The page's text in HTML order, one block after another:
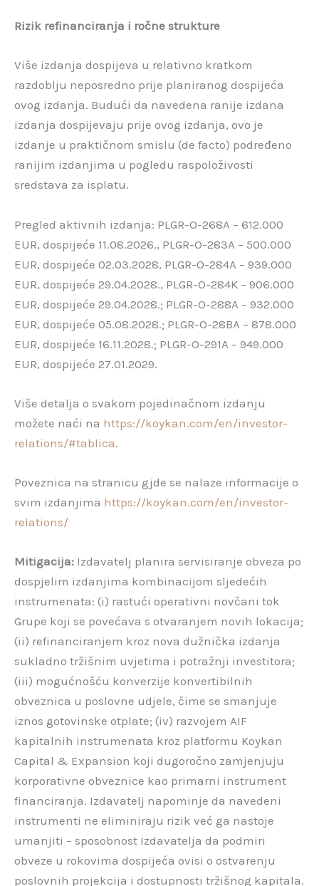
Rizik refinanciranja i ročne strukture
Više izdanja dospijeva u relativno kratkom
razdoblju neposredno prije planiranog dospijeća
ovog izdanja. Budući da navedena ranije izdana
izdanja dospijevaju prije ovog izdanja, ovo je
izdanje u praktičnom smislu (de facto) podređeno
ranijim izdanjima u pogledu raspoloživosti
sredstava za isplatu.
Pregled aktivnih izdanja: PLGR-O-268A – 612.000
EUR, dospijeće 11.08.2026., PLGR-O-283A – 500.000
EUR, dospijeće 02.03.2028, PLGR-O-284A – 939.000
EUR, dospijeće 29.04.2028., PLGR-O-284K – 906.000
EUR, dospijeće 29.04.2028.; PLGR-O-288A – 932.000
EUR, dospijeće 05.08.2028.; PLGR-O-28BA – 878.000
EUR, dospijeće 16.11.2028.; PLGR-O-291A – 949.000
EUR, dospijeće 27.01.2029.
Više detalja o svakom pojedinačnom izdanju
možete naći na https://koykan.com/en/investor-
relations/#tablica.
Poveznica na stranicu gjde se nalaze informacije o
svim izdanjima https://koykan.com/en/investor-
relations/
Mitigacija: Izdavatelj planira servisiranje obveza po
dospjelim izdanjima kombinacijom sljedećih
instrumenata: (i) rastući operativni novčani tok
Grupe koji se povećava s otvaranjem novih lokacija;
(ii) refinanciranjem kroz nova dužnička izdanja
sukladno tržišnim uvjetima i potražnji investitora;
(iii) mogućnošću konverzije konvertibilnih
obveznica u poslovne udjele, čime se smanjuje
iznos gotovinske otplate; (iv) razvojem AIF
kapitalnih instrumenata kroz platformu Koykan
Capital & Expansion koji dugoročno zamjenjuju
korporativne obveznice kao primarni instrument
financiranja. Izdavatelj napominje da navedeni
instrumenti ne eliminiraju rizik već ga nastoje
umanjiti – sposobnost Izdavatelja da podmiri
obveze u rokovima dospijeća ovisi o ostvarenju
poslovnih projekcija i dostupnosti tržišnog kapitala.